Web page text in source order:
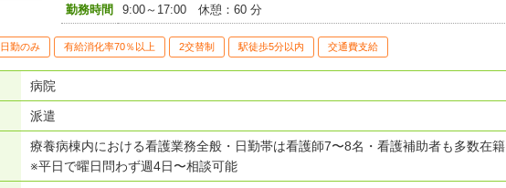
勤務時間
9:00～17:00 休憩：60 分
日勤のみ 有給消化率70％以上 2交替制 駅徒歩5分以内 交通費支給
病院
派遣
療養病棟内における看護業務全般・日勤帯は看護師7〜8名・看護補助者も多数在籍
※平日で曜日問わず週4日〜相談可能